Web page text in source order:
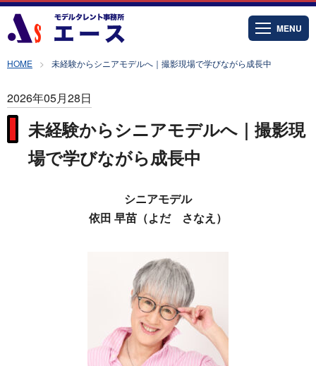
MENU
HOME 未経験からシニアモデルへ｜撮影現場で学びながら成長中
2026年05月28日
未経験からシニアモデルへ｜撮影現
場で学びながら成長中
シニアモデル
依田 早苗（よだ さなえ）